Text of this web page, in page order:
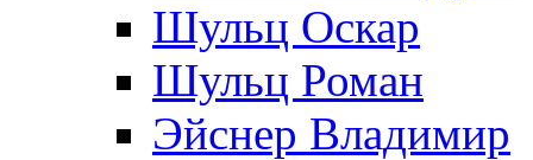
Шульц Оскар
Шульц Роман
Эйснер Владимир